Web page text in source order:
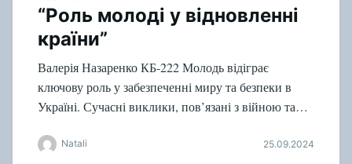
“Роль молоді у відновленні
країни”
Валерія Назаренко КБ-222 Молодь відіграє
ключову роль у забезпеченні миру та безпеки в
Україні. Сучасні виклики, пов’язані з війною та…
Natali 25.09.2024